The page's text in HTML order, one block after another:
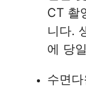
CT 촬
니다.
에 당
수면